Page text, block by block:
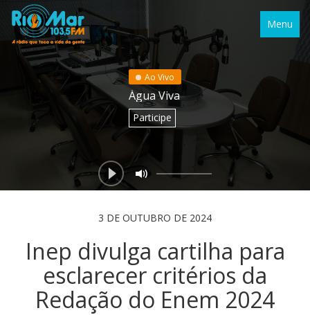
Menu
Ao Vivo
Água Viva
Participe
3 DE OUTUBRO DE 2024
Inep divulga cartilha para
esclarecer critérios da
Redação do Enem 2024